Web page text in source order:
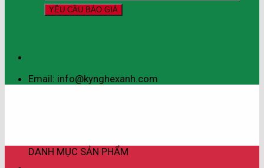
Email: info@kynghexanh.com
DANH MỤC SẢN PHẨM